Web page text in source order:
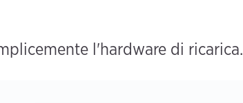
l'hardware di ricarica.